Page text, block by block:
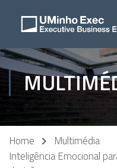
Home
Multimédia
Inteligência Emocional